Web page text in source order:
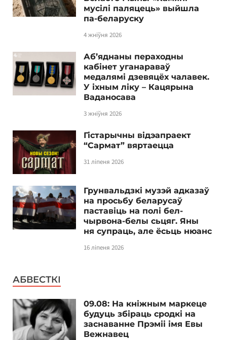
мусілі паляцець» выйшла
па-беларуску
4 жніўня 2026
Аб’яднаны пераходны
кабінет уганараваў
медалямі дзевяцёх чалавек.
У іхным ліку – Кацярына
Ваданосава
3 жніўня 2026
Гістарычны відэапраект
“Сармат” вяртаецца
31 ліпеня 2026
Грунвальдзкі музэй адказаў
на просьбу беларусаў
паставіць на полі бел-
чырвона-белы сьцяг. Яны
ня супраць, але ёсьць нюанс
16 ліпеня 2026
АБВЕСТКІ
09.08: На кніжным маркеце
будуць збіраць сродкі на
заснаванне Прэміі імя Евы
Вежнавец